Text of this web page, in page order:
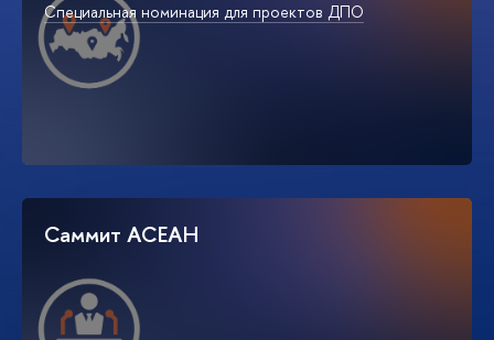
Специальная номинация для проектов ДПО
Саммит АСЕАН